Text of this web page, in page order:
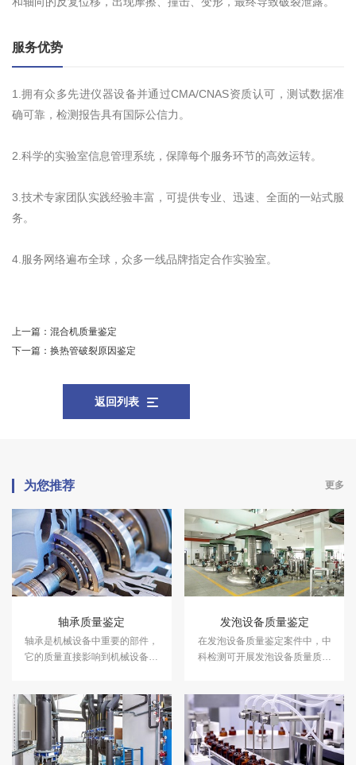
服务优势
1.拥有众多先进仪器设备并通过CMA/CNAS资质认可，测试数据准
确可靠，检测报告具有国际公信力。
2.科学的实验室信息管理系统，保障每个服务环节的高效运转。
3.技术专家团队实践经验丰富，可提供专业、迅速、全面的一站式服
务。
4.服务网络遍布全球，众多一线品牌指定合作实验室。
上一篇： 混合机质量鉴定
下一篇： 换热管破裂原因鉴定
返回列表
为您推荐 更多
轴承质量鉴定
轴承是机械设备中重要的部件，
它的质量直接影响到机械设备的
质量鉴定服务。
发泡设备质量鉴定
在发泡设备质量鉴定案件中，中
科检测可开展发泡设备质量质量